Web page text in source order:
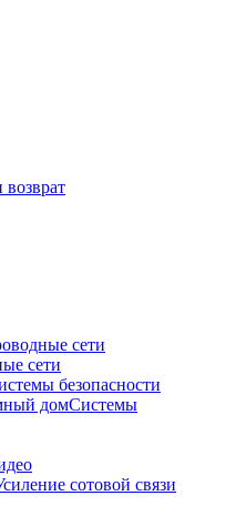
сети
сети
безопасности
Системы
сотовой связи